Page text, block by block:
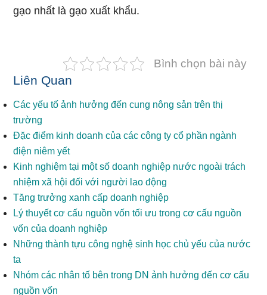
gạo nhất là gạo xuất khẩu.
Bình chọn bài này
Liên Quan
Các yếu tố ảnh hưởng đến cung nông sản trên thị
trường
Đặc điểm kinh doanh của các công ty cổ phần ngành
điện niêm yết
Kinh nghiệm tại một số doanh nghiệp nước ngoài trách
nhiệm xã hội đối với người lao động
Tăng trưởng xanh cấp doanh nghiệp
Lý thuyết cơ cấu nguồn vốn tối ưu trong cơ cấu nguồn
vốn của doanh nghiệp
Những thành tựu công nghệ sinh học chủ yếu của nước
ta
Nhóm các nhân tố bên trong DN ảnh hưởng đến cơ cấu
nguồn vốn